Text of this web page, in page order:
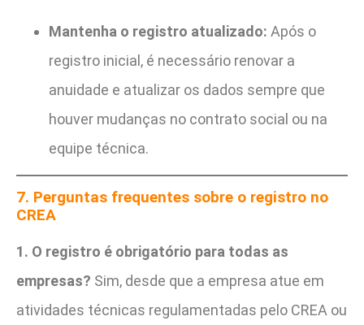
Mantenha o registro atualizado: Após o
registro inicial, é necessário renovar a
anuidade e atualizar os dados sempre que
houver mudanças no contrato social ou na
equipe técnica.
7. Perguntas frequentes sobre o registro no
CREA
1. O registro é obrigatório para todas as
empresas? Sim, desde que a empresa atue em
atividades técnicas regulamentadas pelo CREA ou